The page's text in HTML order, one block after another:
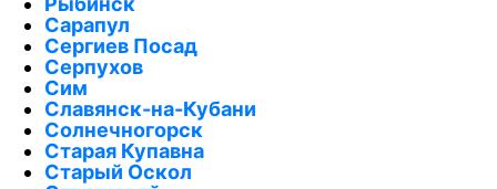
Сарапул
Сергиев Посад
Серпухов
Сим
Славянск-на-Кубани
Солнечногорск
Старая Купавна
Старый Оскол